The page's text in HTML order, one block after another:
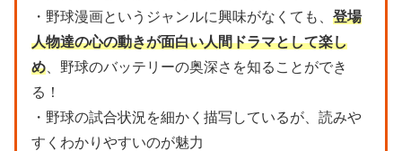
・野球漫画というジャンルに興味がなくても、 登場
人物達の心の動きが面白い人間ドラマとして楽し
め 、野球のバッテリーの奥深さを知ることができ
る！
・野球の試合状況を細かく描写しているが、読みや
すくわかりやすいのが魅力